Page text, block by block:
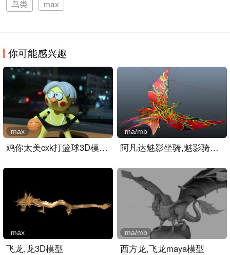
鸟类
max
你可能感兴趣
鸡你太美cxk打篮球3D模模型..
max
阿凡达魅影坐骑,魅影骑士3..
ma/mb
飞龙,龙3D模型
max
西方龙,飞龙maya模型
ma/mb